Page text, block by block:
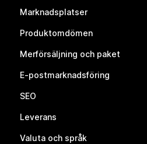
Marknadsplatser
Produktomdömen
Merförsäljning och paket
E-postmarknadsföring
SEO
Leverans
Valuta och språk